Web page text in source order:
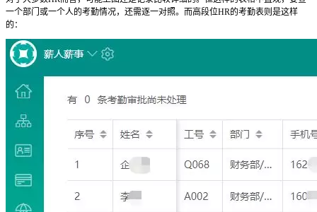
一个部门或一个人的考勤情况，还需逐一对照。而高段位HR的考勤表则是这样
的：